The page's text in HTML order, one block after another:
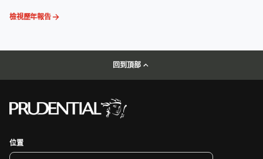
檢視歷年報告
回到頂部
位置